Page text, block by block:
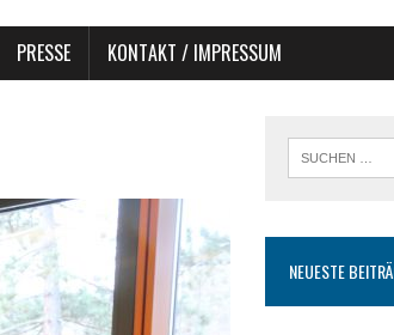
PRESSE KONTAKT / IMPRESSUM
NEUESTE